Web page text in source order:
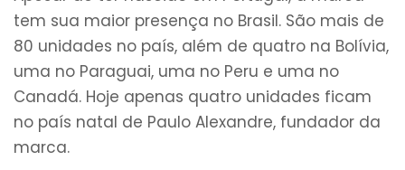
tem sua maior presença no Brasil. São mais de
80 unidades no país, além de quatro na Bolívia,
uma no Paraguai, uma no Peru e uma no
Canadá. Hoje apenas quatro unidades ficam
no país natal de Paulo Alexandre, fundador da
marca.